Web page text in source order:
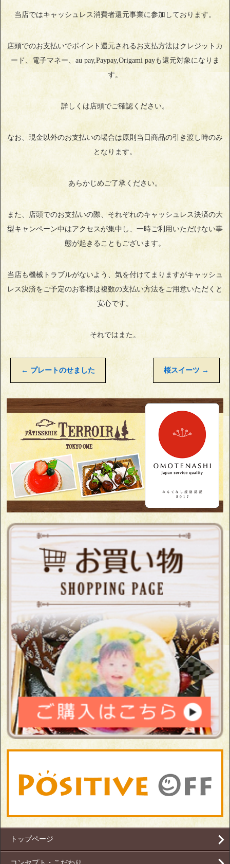
当店ではキャッシュレス消費者還元事業に参加しております。
店頭でのお支払いでポイント還元されるお支払方法はクレジットカ
ード、電子マネー、au pay,Paypay,Origami payも還元対象になりま
す。
詳しくは店頭でご確認ください。
なお、現金以外のお支払いの場合は原則当日商品の引き渡し時のみ
となります。
あらかじめご了承ください。
また、店頭でのお支払いの際、それぞれのキャッシュレス決済の大
型キャンペーン中はアクセスが集中し、一時ご利用いただけない事
態が起きることもございます。
当店も機械トラブルがないよう、気を付けてまりますがキャッシュ
レス決済をご予定のお客様は複数の支払い方法をご用意いただくと
安心です。
それではまた。
← プレートのせました 桜スイーツ →
トップページ